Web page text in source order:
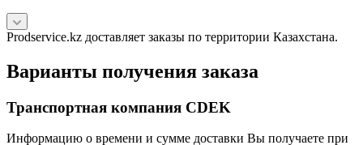
Prodservice.kz доставляет заказы по территории Казахстана.
Варианты получения заказа
Транспортная компания CDEK
Информацию о времени и сумме доставки Вы получаете при